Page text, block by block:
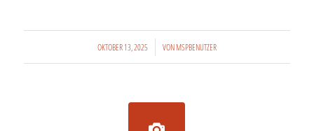
OKTOBER 13, 2025
/ VONMSPBENUTZER